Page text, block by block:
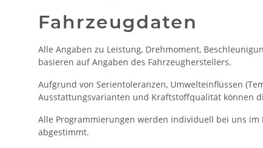
Fahrzeugdaten
Alle Angaben zu Leistung, Drehmoment,
basieren auf Angaben des Fahrzeugherstellers.
Aufgrund von Serientoleranzen, Umwelteinflüssen
Ausstattungsvarianten und Kraftstoffqualität können
Alle Programmierungen werden individuell bei uns im
abgestimmt.